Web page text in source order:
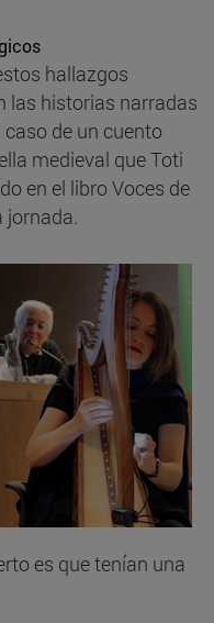
hallazgos
las historias narradas
caso de un cuento
medieval que Toti
en el libro Voces de
jornada.
es que tenían una